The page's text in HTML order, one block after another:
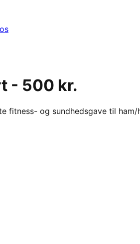
- 500 kr.
fitness- og sundhedsgave til ham/